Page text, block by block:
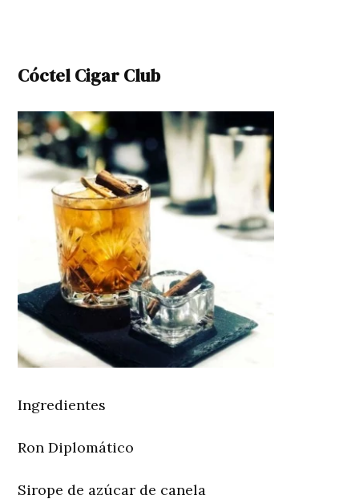
Cóctel Cigar Club
Ingredientes
Ron Diplomático
Sirope de azúcar de canela